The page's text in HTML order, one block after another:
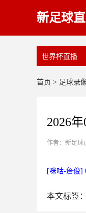
新足球
世界杯直播
首页 > 足球录
2026
作者：新足球
[咪咕-詹俊]
本文标签：